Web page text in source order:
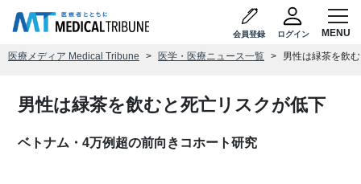
会員登録 ログイン
医療メディア Medical Tribune 医学・医療ニュース一覧 男性は緑茶を飲
男性は緑茶を飲むと死亡リスクが低下
ベトナム・4万例超の前向きコホート研究